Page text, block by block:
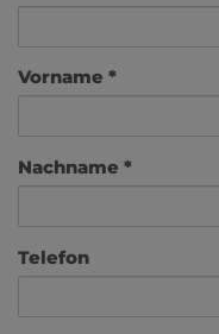
Vorname
Nachname
Telefon